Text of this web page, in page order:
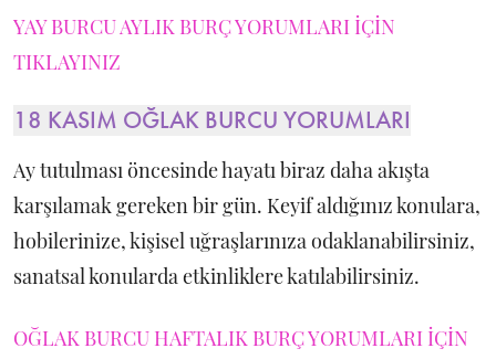
YAY BURCU AYLIK BURÇ YORUMLARI İÇİN
TIKLAYINIZ
18 KASIM OĞLAK BURCU YORUMLARI
Ay tutulması öncesinde hayatı biraz daha akışta
karşılamak gereken bir gün. Keyif aldığınız konulara,
hobilerinize, kişisel uğraşlarınıza odaklanabilirsiniz,
sanatsal konularda etkinliklere katılabilirsiniz.
OĞLAK BURCU HAFTALIK BURÇ YORUMLARI İÇİN